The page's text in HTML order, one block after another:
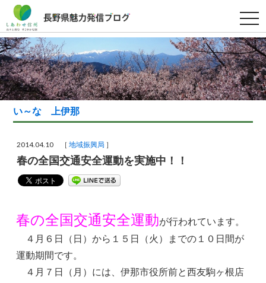
t
o
g
g
l
e
n
a
v
i
t
い～な 上伊那
2014.04.10 ［地域振興局 ］
春の全国交通安全運動を実施中！！
春の全国交通安全運動が行われています。
４月６日（日）から１５日（火）までの１０日間が
運動期間です。
４月７日（月）には、伊那市役所前と西友駒ヶ根店